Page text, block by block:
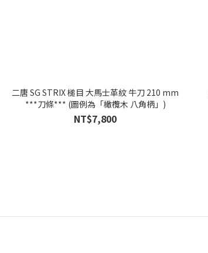
二唐 SG STRIX 槌目 大馬士革紋 牛刀 210 mm
***刀條*** (圖例為「橄欖木 八角柄」)
NT$7,800